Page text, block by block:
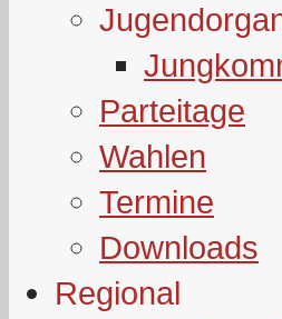
Parteitage
Wahlen
Termine
Downloads
Regional